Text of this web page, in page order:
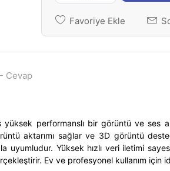
Favoriye Ekle
Cevap
performanslı bir görüntü ve
aktarımı sağlar ve 3D görüntü
Yüksek hızlı veri iletimi
Ev ve profesyonel kullanım için